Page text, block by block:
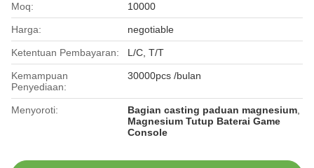
Moq: 10000
Harga: negotiable
Ketentuan Pembayaran: L/C, T/T
Kemampuan
Penyediaan:
30000pcs /bulan
Menyoroti: Bagian casting paduan magnesium
Magnesium Tutup Baterai Game
Console